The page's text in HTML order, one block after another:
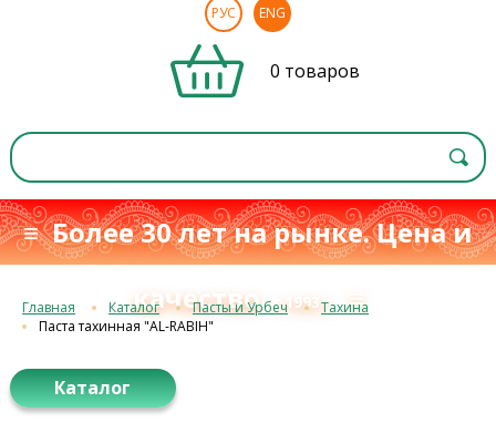
РУС ENG
0 товаров
≡ Более 30 лет на рынке. Цена и
качествос 1993 г.≡
Главная Каталог Пасты и Урбеч
Тахина
Паста тахинная "AL-RABIH"
Каталог